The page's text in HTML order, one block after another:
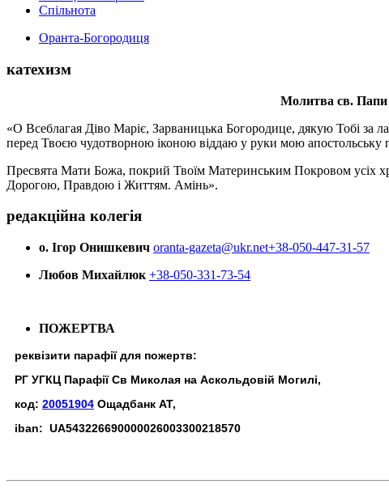
Спільнота
Оранта-Богородиця
катехизм
Молитва св. Папи
«О Всеблагая Діво Маріє, Зарваницька Богородице, дякую Тобі за
перед Твоєю чудотворною іконою віддаю у руки мою апостольську
Пресвята Мати Божа, покрий Твоїм Материнським Покровом усіх
Дорогою, Правдою і Життям. Амінь».
редакційна колегія
о. Ігор Онишкевич oranta-gazeta@ukr.net+38-050-447-31-57
Любов Михайлюк +38-050-331-73-54
ПОЖЕРТВА
реквізити парафії для пожертв:
РГ УГКЦ Парафії Св Миколая на Аскольдовій Могилі,
код: 20051904 Ощадбанк АТ,
iban: UA543226690000026003300218570